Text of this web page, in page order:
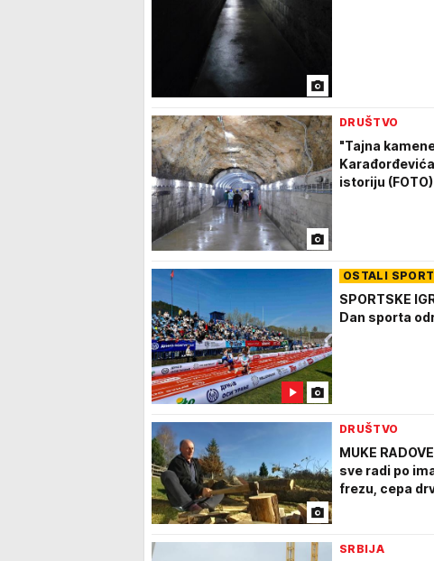
DRUŠTVO
"Tajna
istoriju (FOTO)
OSTALI
SPORTSKE
Dan sporta
DRUŠTVO
MUKE
sve radi po
frezu, cepa
SRBIJA